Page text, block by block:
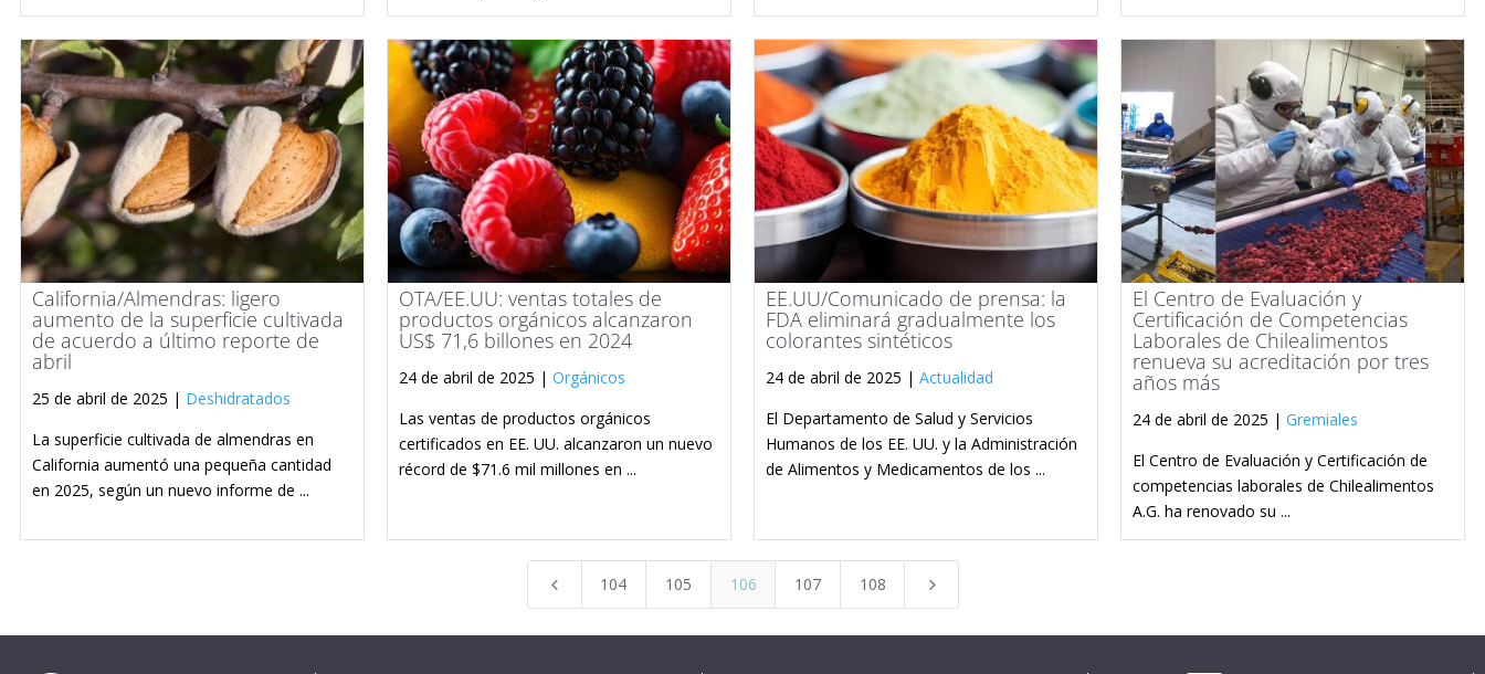
California/Almendras: ligero
aumento de la superficie cultivada
de acuerdo a último reporte de
abril
25 de abril de 2025 | Deshidratados
La superficie cultivada de almendras en
California aumentó una pequeña cantidad
en 2025, según un nuevo informe de ...
OTA/EE.UU: ventas totales de
productos orgánicos alcanzaron
US$ 71,6 billones en 2024
24 de abril de 2025 | Orgánicos
Las ventas de productos orgánicos
certificados en EE. UU. alcanzaron un nuevo
récord de $71.6 mil millones en ...
EE.UU/Comunicado de prensa: la
FDA eliminará gradualmente los
colorantes sintéticos
24 de abril de 2025 | Actualidad
El Departamento de Salud y Servicios
Humanos de los EE. UU. y la Administración
de Alimentos y Medicamentos de los ...
El Centro de Evaluación y
Certificación de Competencias
Laborales de Chilealimentos
renueva su acreditación por tres
años más
24 de abril de 2025 | Gremiales
El Centro de Evaluación y Certificación de
competencias laborales de Chilealimentos
A.G. ha renovado su ...
4 104 105 106 107 108 5